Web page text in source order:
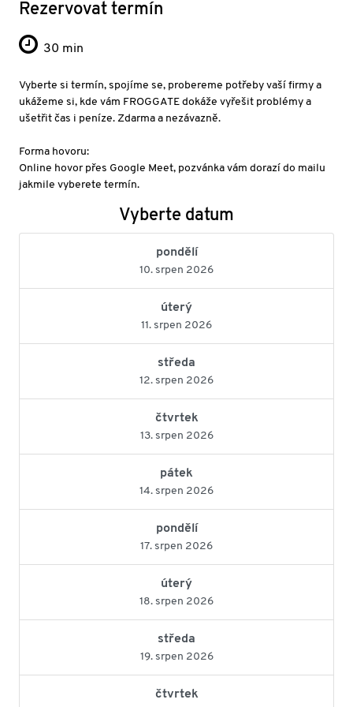
Rezervovat termín
30 min
Vyberte si termín, spojíme se, probereme potřeby vaší firmy a
ukážeme si, kde vám FROGGATE dokáže vyřešit problémy a
ušetřit čas i peníze. Zdarma a nezávazně.
Forma hovoru:
Online hovor přes Google Meet, pozvánka vám dorazí do mailu
jakmile vyberete termín.
Vyberte datum
pondělí
10. srpen 2026
úterý
11. srpen 2026
středa
12. srpen 2026
čtvrtek
13. srpen 2026
pátek
14. srpen 2026
pondělí
17. srpen 2026
úterý
18. srpen 2026
středa
19. srpen 2026
čtvrtek